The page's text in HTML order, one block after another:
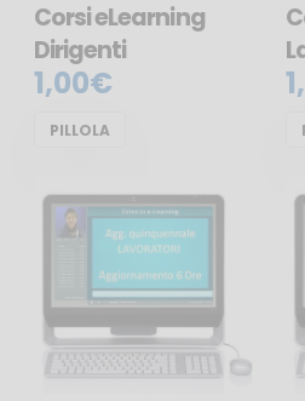
Corsi eLearning
Dirigenti
1,00€
PILLOLA